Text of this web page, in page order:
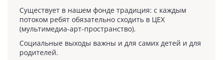
Существует в нашем фонде традиция: с каждым
потоком ребят обязательно сходить в ЦЕХ
(мультимедиа-арт-пространство).
Социальные выходы важны и для самих детей и для
родителей.